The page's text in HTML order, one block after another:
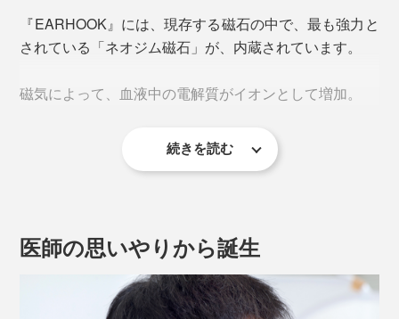
『EARHOOK』には、現存する磁石の中で、最も強力と
されている「ネオジム磁石」が、内蔵されています。
磁気によって、血液中の電解質がイオンとして増加。
続きを読む
医師の思いやりから誕生